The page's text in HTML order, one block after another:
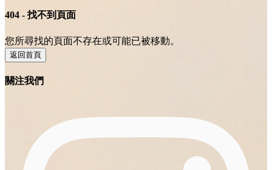
404 - 找不到頁面
您所尋找的頁面不存在或可能已被移動。
返回首頁
關注我們